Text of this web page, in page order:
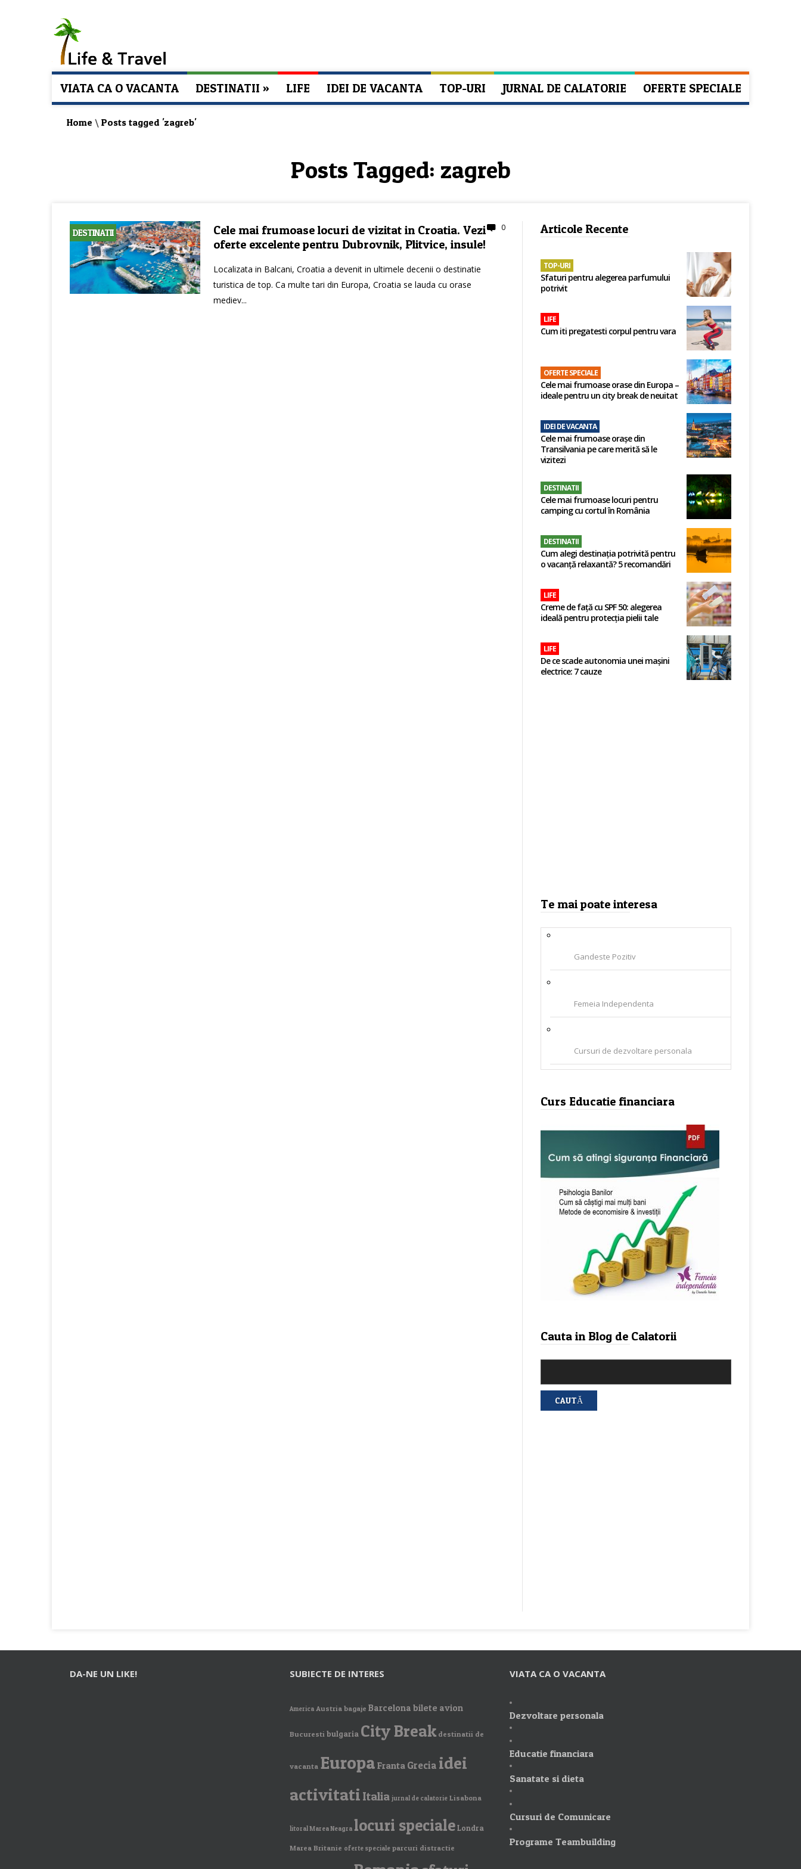
VIATA CA O VACANTA DESTINATII » LIFE IDEI DE VACANTA TOP-URI JURNAL DE CALATORIE OFERTE SPECIALE
Home \ Posts tagged 'zagreb'
Posts Tagged: zagreb
DESTINATII 0
Cele mai frumoase locuri de vizitat in Croatia. Vezi
oferte excelente pentru Dubrovnik, Plitvice, insule!
Localizata in Balcani, Croatia a devenit in ultimele decenii o destinatie
turistica de top. Ca multe tari din Europa, Croatia se lauda cu orase
mediev...
Articole Recente
TOP-URI
Sfaturi pentru alegerea parfumului
potrivit
LIFE
Cum iti pregatesti corpul pentru vara
OFERTE SPECIALE
Cele mai frumoase orase din Europa –
ideale pentru un city break de neuitat
IDEI DE VACANTA
Cele mai frumoase orașe din
Transilvania pe care merită să le
vizitezi
DESTINATII
Cele mai frumoase locuri pentru
camping cu cortul în România
DESTINATII
Cum alegi destinația potrivită pentru
o vacanță relaxantă? 5 recomandări
LIFE
Creme de față cu SPF 50: alegerea
ideală pentru protecția pielii tale
LIFE
De ce scade autonomia unei mașini
electrice: 7 cauze
Te mai poate interesa
Gandeste Pozitiv
Femeia Independenta
Cursuri de dezvoltare personala
Curs Educatie financiara
Cauta in Blog de Calatorii
DA-NE UN LIKE! SUBIECTE DE INTERES
America Austria bagaje Barcelona bilete avion
Bucuresti bulgaria City Break destinatii de
vacanta Europa Franta Grecia idei
activitati Italia jurnal de calatorie Lisabona
litoral Marea Neagra locuri specialeLondra
Marea Britanie oferte speciale parcuri distractie
VIATA CA O VACANTA
Dezvoltare personala
Educatie financiara
Sanatate si dieta
Cursuri de Comunicare
Programe Teambuilding